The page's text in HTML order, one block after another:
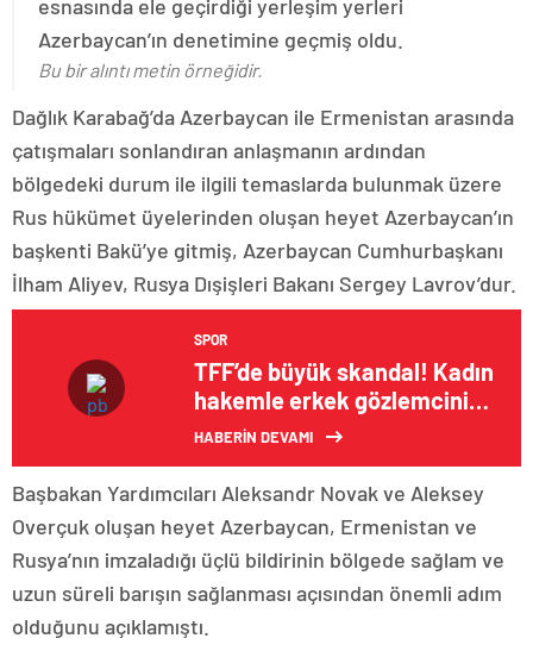
esnasında ele geçirdiği yerleşim yerleri
Azerbaycan’ın denetimine geçmiş oldu.
Bu bir alıntı metin örneğidir.
Dağlık Karabağ’da Azerbaycan ile Ermenistan arasında
çatışmaları sonlandıran anlaşmanın ardından
bölgedeki durum ile ilgili temaslarda bulunmak üzere
Rus hükümet üyelerinden oluşan heyet Azerbaycan’ın
başkenti Bakü’ye gitmiş, Azerbaycan Cumhurbaşkanı
İlham Aliyev, Rusya Dışişleri Bakanı Sergey Lavrov’dur.
SPOR
TFF’de büyük skandal! Kadın
hakemle erkek gözlemcinin
cinsel içerikli videosu ortaya
HABERİN DEVAMI
Başbakan Yardımcıları Aleksandr Novak ve Aleksey
Overçuk oluşan heyet Azerbaycan, Ermenistan ve
Rusya’nın imzaladığı üçlü bildirinin bölgede sağlam ve
uzun süreli barışın sağlanması açısından önemli adım
olduğunu açıklamıştı.